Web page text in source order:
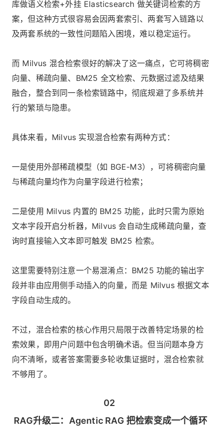
库做语义检索+外挂 Elasticsearch 做关键词检索的方
案，但这种方式很容易会因两套索引、两套写入链路以
及两套系统的一致性问题陷入困境，难以稳定运行。
而 Milvus 混合检索很好的解决了这一痛点，它可将稠密
向量、稀疏向量、BM25 全文检索、元数据过滤及结果
融合，整合到同一条检索链路中，彻底规避了多系统并
行的繁琐与隐患。
具体来看，Milvus 实现混合检索有两种方式：
一是使用外部稀疏模型（如 BGE-M3），可将稠密向量
与稀疏向量均作为向量字段进行检索；
二是使用 Milvus 内置的 BM25 功能，此时只需为原始
文本字段开启分析器，Milvus 会自动生成稀疏向量，查
询时直接输入文本即可触发 BM25 检索。
这里需要特别注意一个易混淆点：BM25 功能的输出字
段并非由应用侧手动插入的向量，而是 Milvus 根据文本
字段自动生成的。
不过，混合检索的核心作用只局限于改善特定场景的检
索效果，即用户问题中包含明确术语。但当问题本身方
向不清晰，或者答案需要多轮收集证据时，混合检索就
不够用了。
02
RAG升级二：Agentic RAG 把检索变成一个循环